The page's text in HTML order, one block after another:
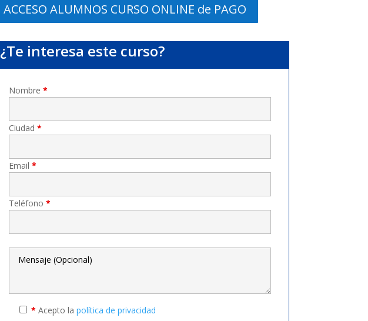
ACCESO ALUMNOS CURSO ONLINE de PAGO
¿Te interesa este curso?
Nombre *
Ciudad *
Email *
Teléfono *
* Acepto la política de privacidad